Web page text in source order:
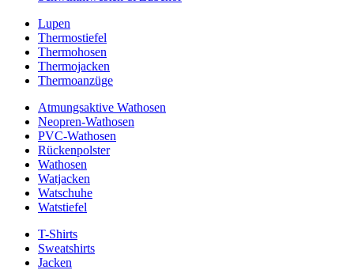
Lupen
Thermostiefel
Thermohosen
Thermojacken
Thermoanzüge
Atmungsaktive Wathosen
Neopren-Wathosen
PVC-Wathosen
Rückenpolster
Wathosen
Watjacken
Watschuhe
Watstiefel
T-Shirts
Sweatshirts
Jacken